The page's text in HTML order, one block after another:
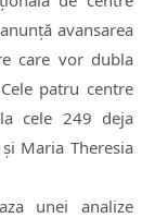
avansarea
care vor dubla
patru centre
cele 249 deja
Maria Theresia
unei analize